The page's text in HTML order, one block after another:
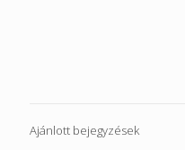
Ajánlott bejegyzések